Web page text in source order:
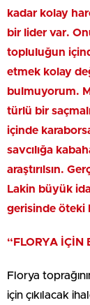
kadar kolay
bir lider var.
topluluğun
etmek kolay
bulmuyorum.
türlü bir
içinde
savcılığa
araştırılsın.
Lakin büyük
gerisinde öteki
“FLORYA İÇİN
Florya
için çıkılacak